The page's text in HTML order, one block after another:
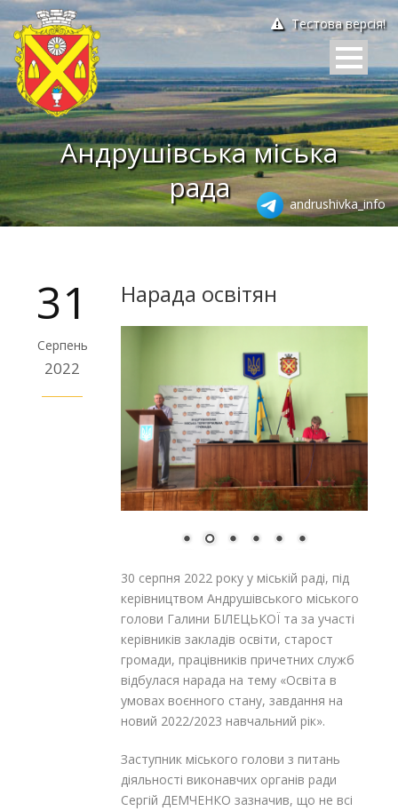
Тестова версія!
Андрушівська міська
рада
andrushivka_info
31
Серпень
2022
Нарада освітян
30 серпня 2022 року у міській раді, під
керівництвом Андрушівського міського
голови Галини БІЛЕЦЬКОЇ та за участі
керівників закладів освіти, старост
громади, працівників причетних служб
відбулася нарада на тему «Освіта в
умовах воєнного стану, завдання на
новий 2022/2023 навчальний рік».
Заступник міського голови з питань
діяльності виконавчих органів ради
Сергій ДЕМЧЕНКО зазначив, що не всі